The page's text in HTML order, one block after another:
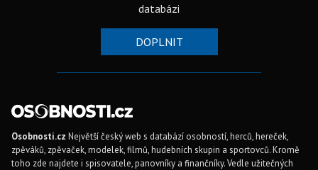
databázi
DOPLNIT
Osobnosti.cz Největší český web s databází osobností, herců, hereček,
zpěváků, zpěvaček, modelek, filmů, hudebních skupin a sportovců. Kromě
toho zde najdete i spisovatele, panovníky a finančníky. Vedle užitečných